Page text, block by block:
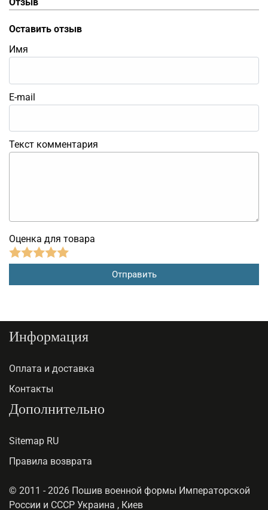
Отзыв
Оставить отзыв
Имя
E-mail
Текст комментария
Оценка для товара
Информация
Оплата и доставка
Контакты
Дополнительно
Sitemap RU
Правила возврата
© 2011 - 2026 Пошив военной формы Императорской
России и СССР Украина , Киев